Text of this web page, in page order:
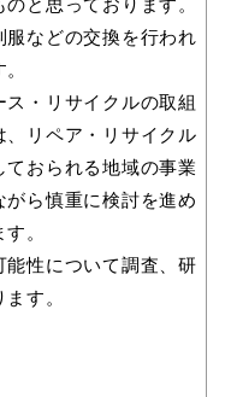
などの交換を行われ
・リサイクルの取組
、リペア・リサイクル
おられる地域の事業
ら慎重に検討を進め
。
性について調査、研
す。